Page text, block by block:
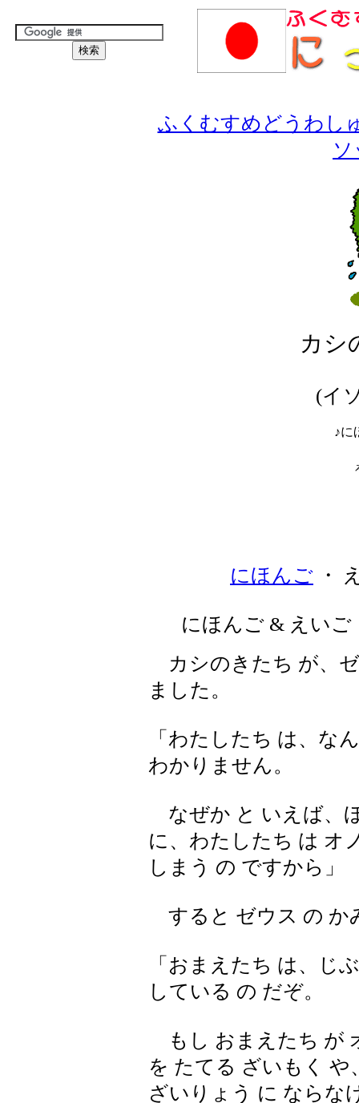
ふくむすめどうわし
カシ
(イ
♪に
にほんご ・
にほんご & えいご
カシのきたち が、
ました。
「わたしたち は、な
わかりません。
なぜか と いえば、
に、わたしたち は オ
しまう の ですから」
すると ゼウス の か
「おまえたち は、じ
している の だぞ。
もし おまえたち が
を たてる ざいもく
ざいりょう に ならな